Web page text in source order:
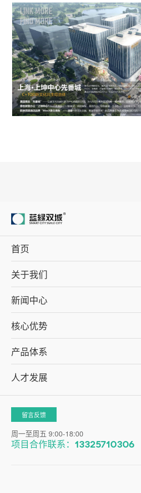
首页
关于我们
新闻中心
核心优势
产品体系
人才发展
留言反馈
周一至周五 9:00-18:00
项目合作联系：13325710306